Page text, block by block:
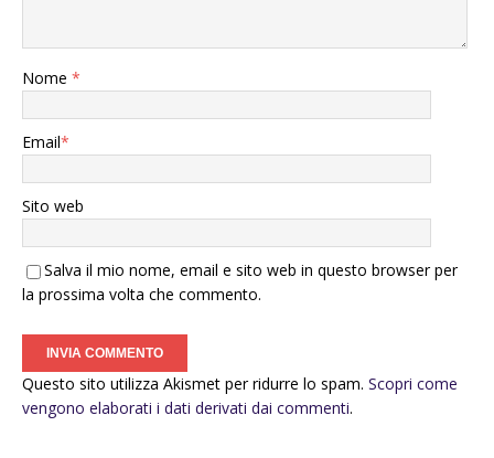
Nome *
Email*
Sito web
Salva il mio nome, email e sito web in questo browser per
la prossima volta che commento.
Questo sito utilizza Akismet per ridurre lo spam. Scopri come
vengono elaborati i dati derivati dai commenti.